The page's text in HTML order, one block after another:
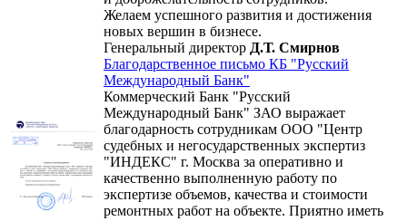
Желаем успешного развития и достижения
новых вершин в бизнесе.
Генеральный директор Д.Т. Смирнов
Благодарственное письмо КБ "Русский
Международный Банк"
Коммерческий Банк "Русский
Международный Банк" ЗАО выражает
благодарность сотрудникам ООО "Центр
судебных и негосударственных экспертиз
"ИНДЕКС" г. Москва за оперативно и
качественно выполненную работу по
экспертизе объемов, качества и стоимости
ремонтных работ на объекте. Приятно иметь